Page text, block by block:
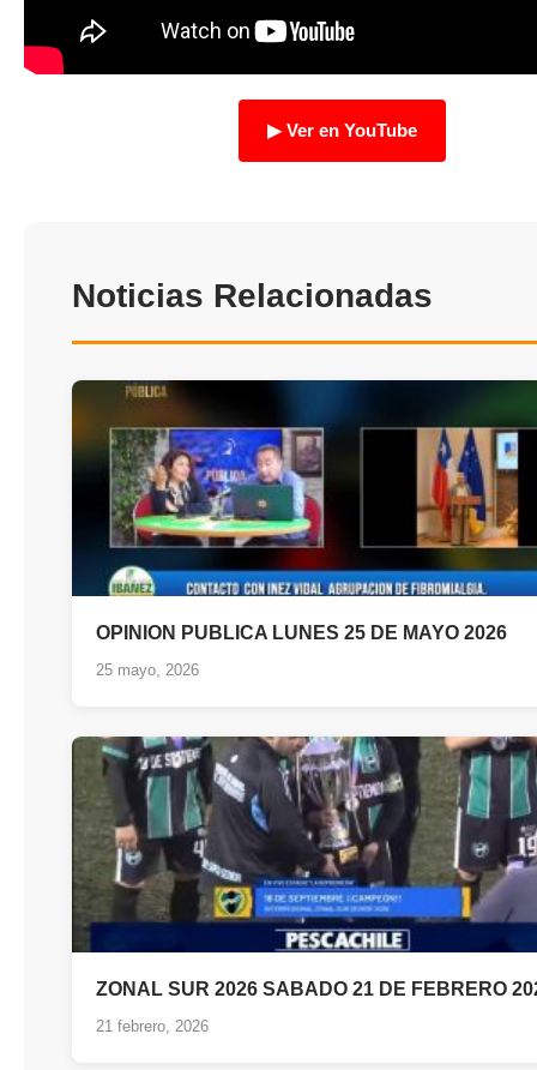
TRANSPARENCIA
▶ Ver en YouTube
Noticias Relacionadas
OPINION PUBLICA LUNES 25 DE MAYO 2026
25 mayo, 2026
ZONAL SUR 2026 SABADO 21 DE FEBRERO
21 febrero, 2026